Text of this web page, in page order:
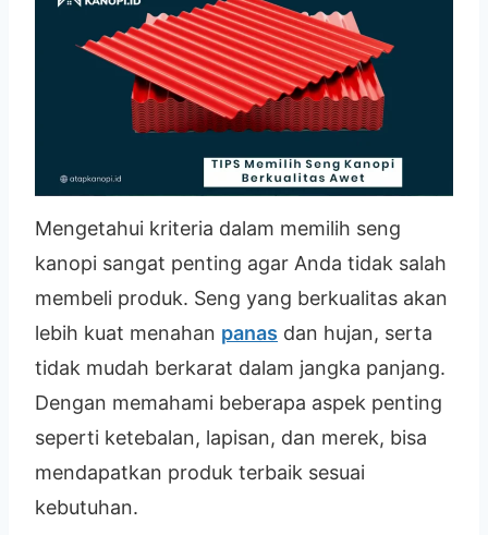
Mengetahui kriteria dalam memilih seng
kanopi sangat penting agar Anda tidak salah
membeli produk. Seng yang berkualitas akan
lebih kuat menahan panas dan hujan, serta
tidak mudah berkarat dalam jangka panjang.
Dengan memahami beberapa aspek penting
seperti ketebalan, lapisan, dan merek, bisa
mendapatkan produk terbaik sesuai
kebutuhan.